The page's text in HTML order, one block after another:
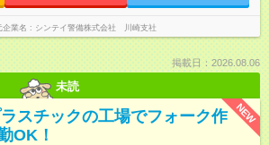
企業名 シンテイ警備株式会社 川崎支社
掲載日：2026.08.06
未読
NEW
スチックの工場でフォーク作
OK！